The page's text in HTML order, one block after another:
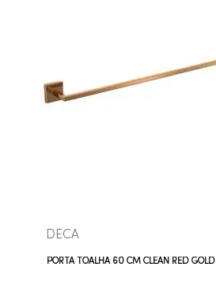
COMPRAR AGORA
DECA
PORTA TOALHA 60 CM CLEAN RED GOLD